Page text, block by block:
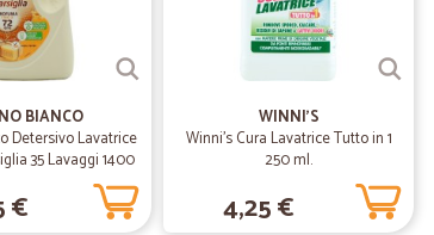
31/03/2020
BIANCO
Detersivo Lavatrice
35 Lavaggi 1400
€
WINNI'S
Winni's Cura Lavatrice Tutto in 1
250 ml.
4,25 €